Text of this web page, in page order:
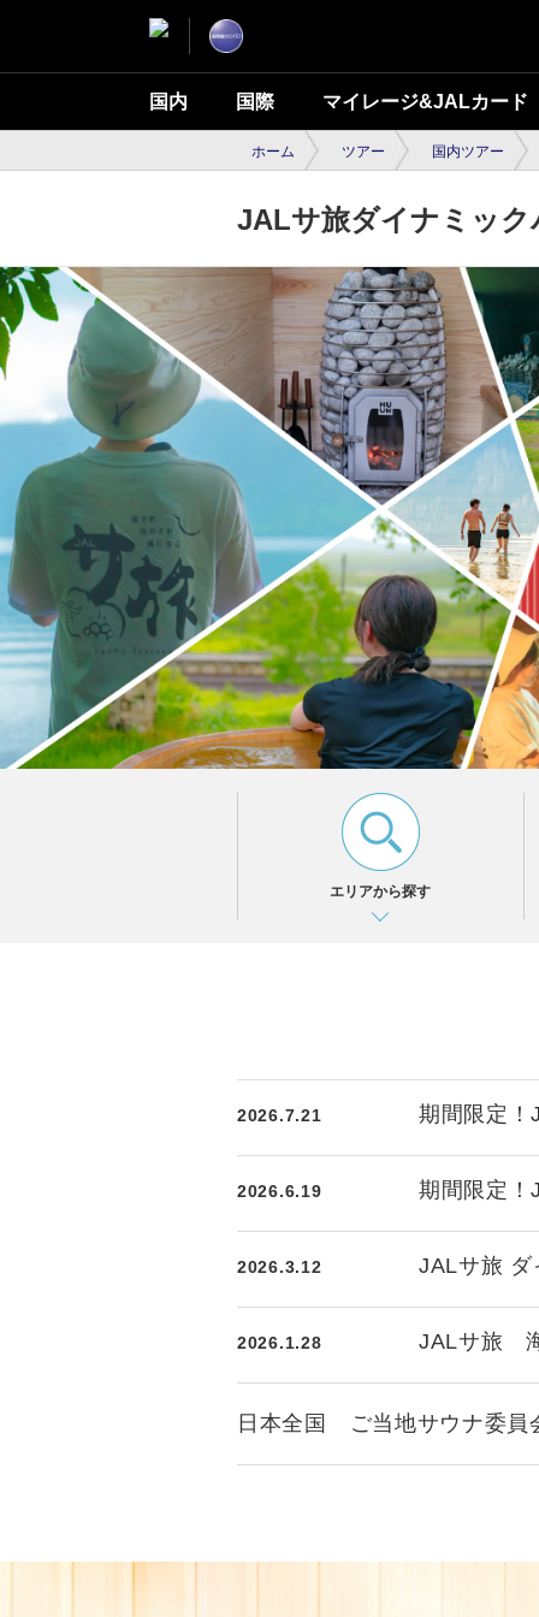
国内 国際 マイレージ&JALカード
ホーム ツアー 国内ツアー
JALサ旅ダイナミッ
エリアから探す
2026.7.21 期間限定！
2026.6.19 期間限定！
2026.3.12 JALサ旅 ダ
​2026.1.28 JALサ旅
日本全国 ご当地サウナ委員